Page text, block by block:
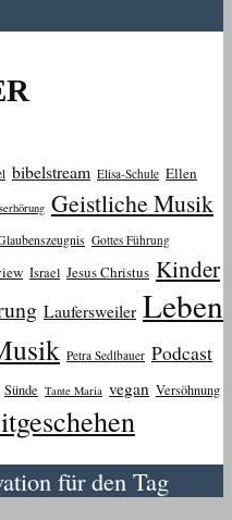
bibelstream Elisa-Schule Ellen
Geistliche Musik
Gottes Führung
Israel Jesus Christus Kinder
Laufersweiler Leben
Petra Sedlbauer Podcast
Sünde Tante Maria vegan Versöhnung
für den Tag